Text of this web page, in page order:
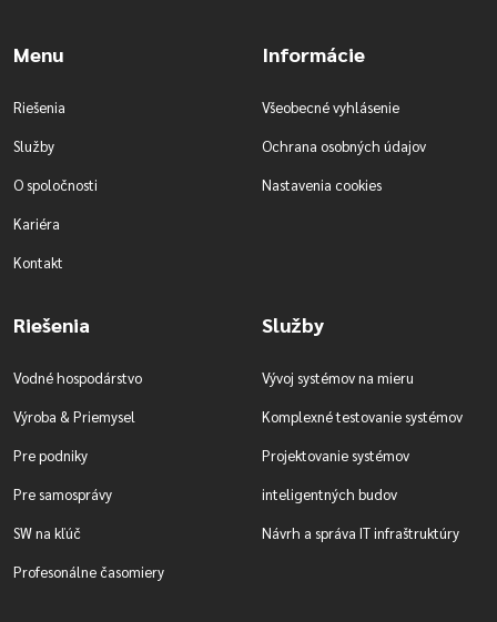
Menu
Riešenia
Služby
O spoločnosti
Kariéra
Kontakt
Informácie
Všeobecné vyhlásenie
Ochrana osobných údajov
Nastavenia cookies
Riešenia
Vodné hospodárstvo
Výroba & Priemysel
Pre podniky
Pre samosprávy
SW na kľúč
Profesonálne časomiery
Služby
Vývoj systémov na mieru
Komplexné testovanie systémov
Projektovanie systémov
inteligentných budov
Návrh a správa IT infraštruktúry